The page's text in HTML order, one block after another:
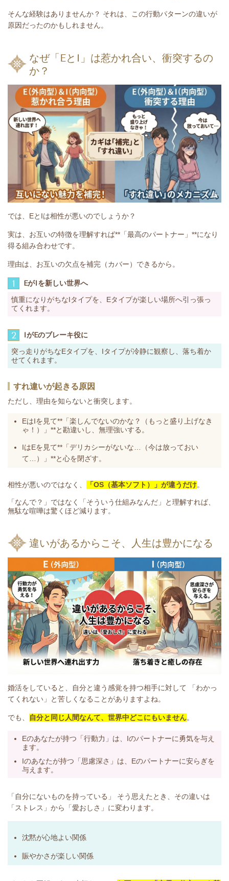
そんな経験はありませんか？ それは、この行動パターンの違いが
原因だったのかもしれません。
なぜ「EとI」は惹かれ合い、衝突するの
か？
では、EとIは相性が悪いのでしょうか？
実は、お互いの特徴を理解すれば**「最高のパートナー」**になり
得る組み合わせです。
理由は、お互いの欠点を補完（カバー）できるから。
1 EがIを新しい世界へ
慎重になりがちなIタイプを、Eタイプが楽しい場所へ引っ張っ
てくれます。
2 IがEのブレーキ役に
突っ走りがちなEタイプを、Iタイプが冷静に観察し、落ち着か
せてくれます。
すれ違いが起きる原因
ただし、理由を知らないと衝突します。
EはIを見て**「楽しんでないのかな？（もっと盛り上げなき
ゃ！）」**と勘違いし、無理強いする。
IはEを見て**「デリカシーがないな…（今は放っておい
て…）」**と心を閉ざす。
相性が悪いのではなく、 「OS（基本ソフト）」が違うだけ。
「なんで？」ではなく「そういう仕組みなんだ」と理解すれば、
無駄な喧嘩は驚くほど減ります。
違いがあるからこそ、人生は豊かになる
婚活をしていると、自分と違う感覚を持つ相手に対して 「わかっ
てくれない」と苦しくなることがありますよね。
でも、 自分と同じ人間なんて、世界中どこにもいません。
Eのあなたが持つ「行動力」は、Iのパートナーに勇気を与え
ます。
Iのあなたが持つ「思慮深さ」は、Eのパートナーに安らぎを
与えます。
「自分にないものを持っている」
そう思えたとき、その違いは
「ストレス」から「愛おしさ」に変わります。
沈黙が心地よい関係
賑やかさが楽しい関係